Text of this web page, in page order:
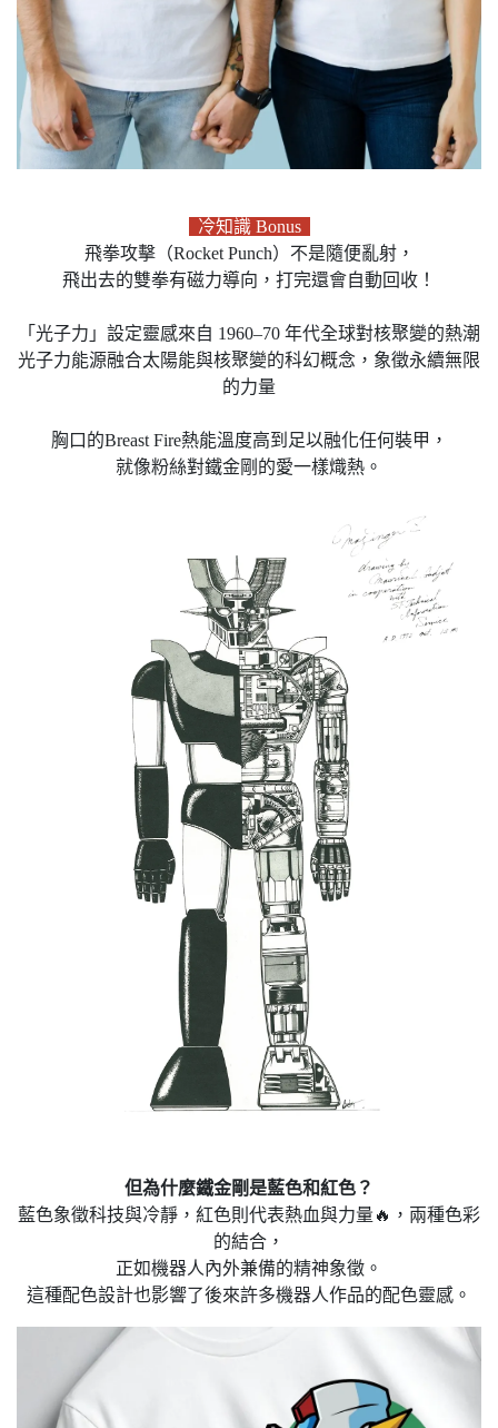
冷知識 Bonus
飛拳攻擊（Rocket Punch）不是隨便亂射，
飛出去的雙拳有磁力導向，打完還會自動回收！
「光子力」設定靈感來自 1960–70 年代全球對核聚變的熱潮
光子力能源融合太陽能與核聚變的科幻概念，象徵永續無限
的力量
胸口的Breast Fire熱能溫度高到足以融化任何裝甲，
就像粉絲對鐵金剛的愛一樣熾熱。
但為什麼鐵金剛是藍色和紅色？
藍色象徵科技與冷靜，紅色則代表熱血與力量🔥，兩種色彩
的結合，
正如機器人內外兼備的精神象徵。
這種配色設計也影響了後來許多機器人作品的配色靈感。